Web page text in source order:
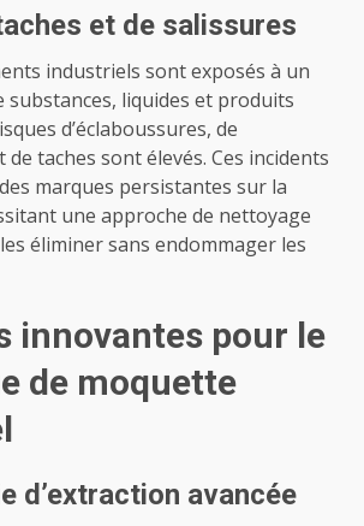
et de salissures
industriels sont exposés à un
substances, liquides et produits
d’éclaboussures, de
taches sont élevés. Ces incidents
marques persistantes sur la
une approche de nettoyage
éliminer sans endommager les
innovantes pour le
de moquette
d’extraction avancée